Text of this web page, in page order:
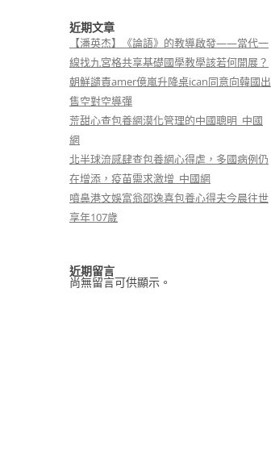
近期文章
【潘英杰】《論語》的教導啟發——當代一
線找九宮格共享基礎國學教學該若何開展？
朝鮮譴責amer億嵐升降桌ican同意向韓國出
售空對空導彈
荒甜心查包養網漠化管理的中國聰明_中國
網
北半球流感肆查包養網心得虐，多國病例仍
在增添，疫苗需求激增_中國網
噴鼻港文娛富翁邵逸喜包養心得夫今晨往世
享年107歲
近期留言
尚無留言可供顯示。